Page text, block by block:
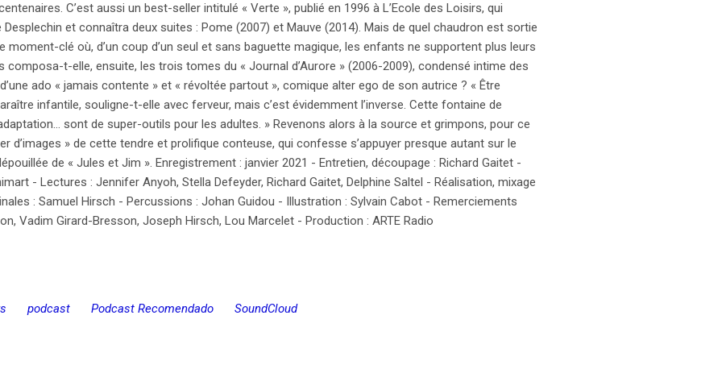
C’est aussi un best-seller intitulé « Verte », publié en 1996 à L’Ecole des Loisirs, qui
et connaîtra deux suites : Pome (2007) et Mauve (2014). Mais de quel chaudron est sortie
clé où, d’un coup d’un seul et sans baguette magique, les enfants ne supportent plus leurs
t-elle, ensuite, les trois tomes du « Journal d’Aurore » (2006-2009), condensé intime des
ado « jamais contente » et « révoltée partout », comique alter ego de son autrice ? « Être
infantile, souligne-t-elle avec ferveur, mais c’est évidemment l’inverse. Cette fontaine de
sont de super-outils pour les adultes. » Revenons alors à la source et grimpons, pour ce
d’images » de cette tendre et prolifique conteuse, qui confesse s’appuyer presque autant sur le
de « Jules et Jim ». Enregistrement : janvier 2021 - Entretien, découpage : Richard Gaitet -
- Lectures : Jennifer Anyoh, Stella Defeyder, Richard Gaitet, Delphine Saltel - Réalisation, mixage
: Samuel Hirsch - Percussions : Johan Guidou - Illustration : Sylvain Cabot - Remerciements
Vadim Girard-Bresson, Joseph Hirsch, Lou Marcelet - Production : ARTE Radio
podcast Podcast Recomendado SoundCloud